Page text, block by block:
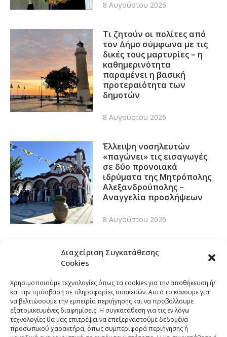
Διαχείριση Συγκατάθεσης
Cookies
Χρησιμοποιούμε τεχνολογίες όπως τα cookies για την αποθήκευση ή/
και την πρόσβαση σε πληροφορίες συσκευών. Αυτό το κάνουμε για
να βελτιώσουμε την εμπειρία περιήγησης και να προβάλλουμε
εξατομικευμένες διαφημίσεις. Η συγκατάθεση για τις εν λόγω
τεχνολογίες θα μας επιτρέψει να επεξεργαστούμε δεδομένα
προσωπικού χαρακτήρα, όπως συμπεριφορά περιήγησης ή
8 Αυγούστου 2026
Τι ζητούν οι πολίτες από
τον Δήμο σύμφωνα με τις
δικές τους μαρτυρίες – η
καθημερινότητα
παραμένει η βασική
προτεραιότητα των
δημοτών
8 Αυγούστου 2026
Έλλειψη νοσηλευτών
«παγώνει» τις εισαγωγές
σε δύο προνοιακά
ιδρύματα της Μητρόπολης
Αλεξανδρούπολης –
Αναγγελία προσλήψεων
8 Αυγούστου 2026